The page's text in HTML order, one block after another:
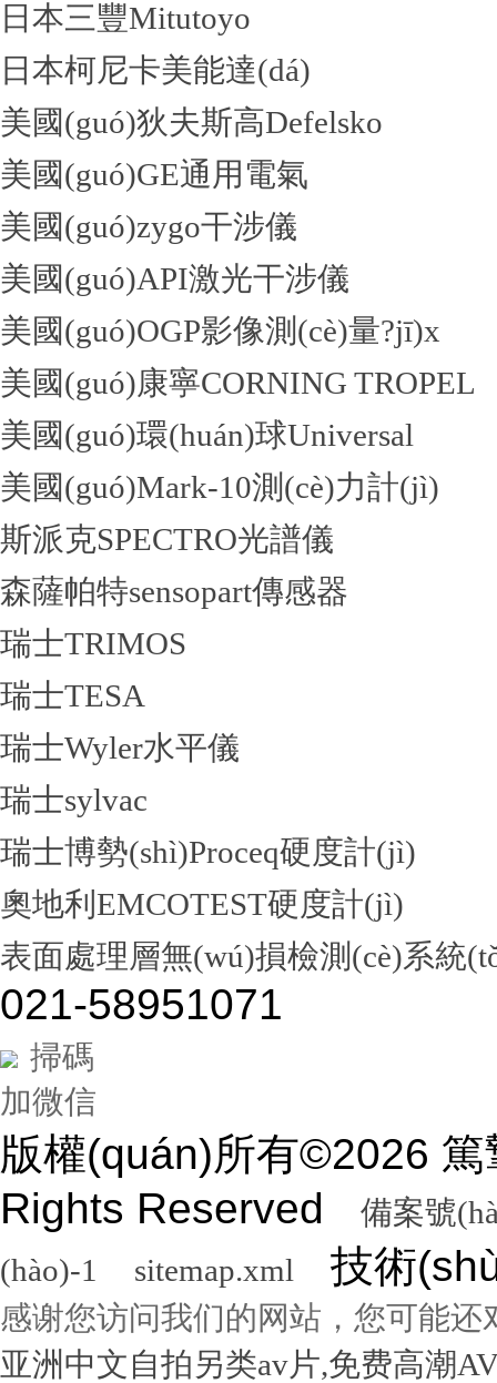
日本三豐Mitutoyo
日本柯尼卡美能達(dá)
美國(guó)狄夫斯高Defelsko
美國(guó)GE通用電氣
美國(guó)zygo干涉儀
美國(guó)API激光干涉儀
美國(guó)OGP影像測(cè)量?jī)x
美國(guó)康寧CORNING TROPEL
美國(guó)環(huán)球Universal
美國(guó)Mark-10測(cè)力計(jì)
斯派克SPECTRO光譜儀
森薩帕特sensopart傳感器
瑞士TRIMOS
瑞士TESA
瑞士Wyler水平儀
瑞士sylvac
瑞士博勢(shì)Proceq硬度計(jì)
奧地利EMCOTEST硬度計(jì)
表面處理層無(wú)損檢測(cè)系統
021-58951071
掃碼
加微信
版權(quán)所有©2026
Rights Reserved
備案號
(hào)-1
sitemap.xml 技術
感谢您访问我们的网站，您可能还
亚洲中文自拍另类av片,免费高潮